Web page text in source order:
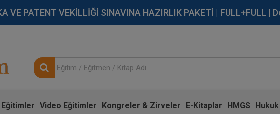
VE PATENT VEKİLLİĞİ SINAVINA HAZIRLIK PAKETİ | FULL+FULL |
Eğitimler Video Eğitimler Kongreler & Zirveler E-Kitaplar HMGS Hukuk